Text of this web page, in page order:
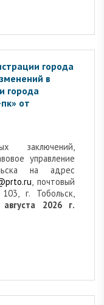
города
в
города
от
заключений,
управление
на адрес
, почтовый
г. Тобольск,
2026 г.